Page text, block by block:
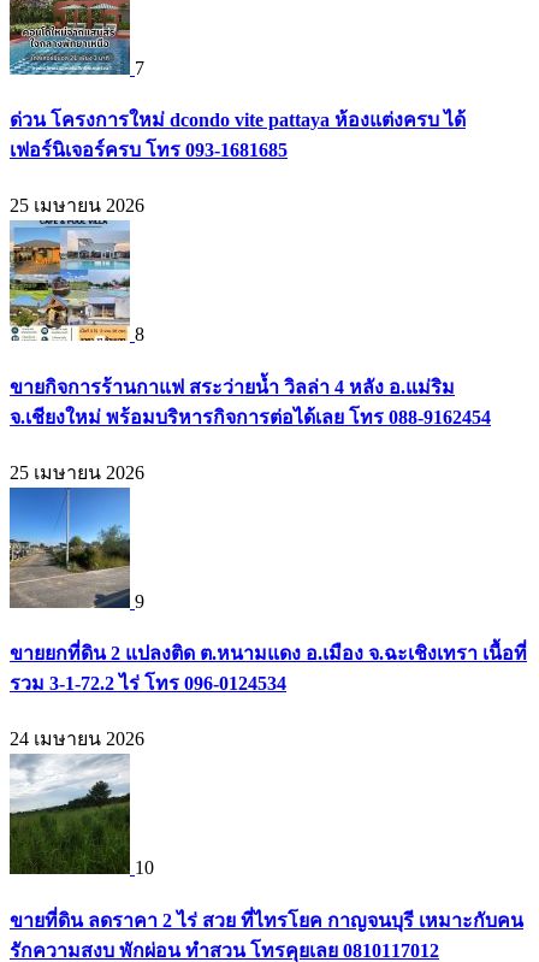
7
ด่วน โครงการใหม่ dcondo vite pattaya ห้องแต่งครบ ได้
เฟอร์นิเจอร์ครบ โทร 093-1681685
25 เมษายน 2026
8
ขายกิจการร้านกาแฟ สระว่ายน้ำ วิลล่า 4 หลัง อ.แม่ริม
จ.เชียงใหม่ พร้อมบริหารกิจการต่อได้เลย โทร 088-9162454
25 เมษายน 2026
9
ขายยกที่ดิน 2 แปลงติด ต.หนามแดง อ.เมือง จ.ฉะเชิงเทรา เนื้อที่
รวม 3-1-72.2 ไร่ โทร 096-0124534
24 เมษายน 2026
10
ขายที่ดิน ลดราคา 2 ไร่ สวย ที่ไทรโยค กาญจนบุรี เหมาะกับคน
รักความสงบ พักผ่อน ทำสวน โทรคุยเลย 0810117012